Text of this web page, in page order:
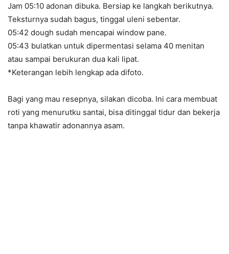
Jam 05:10 adonan dibuka. Bersiap ke langkah berikutnya.
Teksturnya sudah bagus, tinggal uleni sebentar.
05:42 dough sudah mencapai window pane.
05:43 bulatkan untuk dipermentasi selama 40 menitan
atau sampai berukuran dua kali lipat.
*Keterangan lebih lengkap ada difoto.
Bagi yang mau resepnya, silakan dicoba. Ini cara membuat
roti yang menurutku santai, bisa ditinggal tidur dan bekerja
tanpa khawatir adonannya asam.